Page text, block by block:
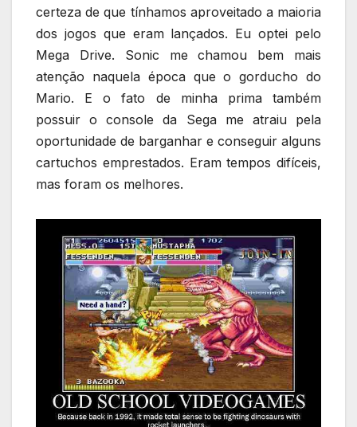
certeza de que tínhamos aproveitado a maioria
dos jogos que eram lançados. Eu optei pelo
Mega Drive. Sonic me chamou bem mais
atenção naquela época que o gorducho do
Mario. E o fato de minha prima também
possuir o console da Sega me atraiu pela
oportunidade de barganhar e conseguir alguns
cartuchos emprestados. Eram tempos difíceis,
mas foram os melhores.